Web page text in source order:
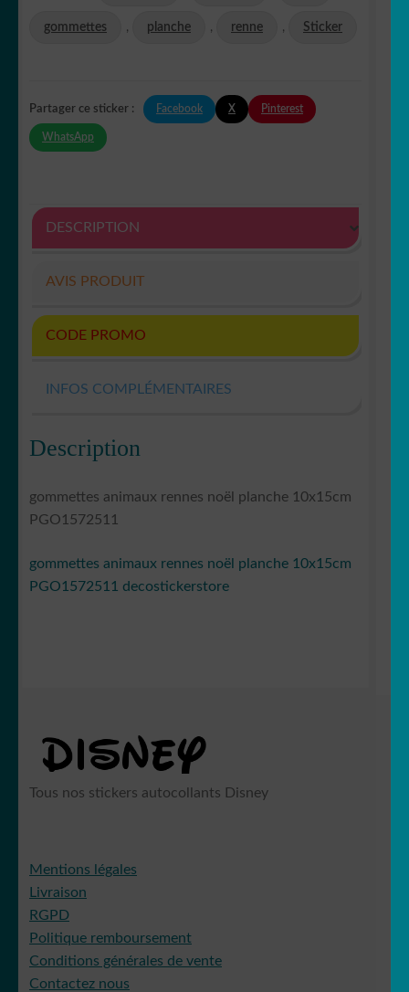
gommettes , planche , renne , Sticker
Partager ce sticker : Facebook X Pinterest
WhatsApp
DESCRIPTION
AVIS PRODUIT
CODE PROMO
INFOS COMPLÉMENTAIRES
Description
gommettes animaux rennes noël planche 10x15cm
PGO1572511
gommettes animaux rennes noël planche 10x15cm
PGO1572511 decostickerstore
Tous nos stickers autocollants Disney
Mentions légales
Livraison
RGPD
Politique remboursement
Conditions générales de vente
Contactez nous